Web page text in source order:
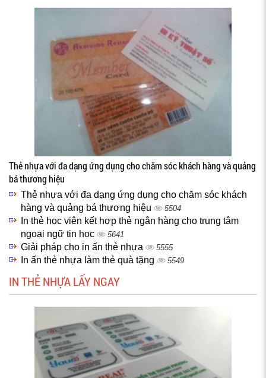
Thẻ nhựa với đa dạng ứng dụng cho chăm sóc khách hàng và quảng
bá thương hiệu
Thẻ nhựa với đa dạng ứng dụng cho chăm sóc khách
hàng và quảng bá thương hiệu
5504
In thẻ học viên kết hợp thẻ ngân hàng cho trung tâm
ngoại ngữ tin học
5641
Giải pháp cho in ấn thẻ nhựa 5555
In ấn thẻ nhựa làm thẻ quà tặng 5549
IN THẺ NHỰA LẤY NGAY